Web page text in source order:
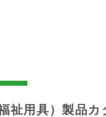
祉用具）製品